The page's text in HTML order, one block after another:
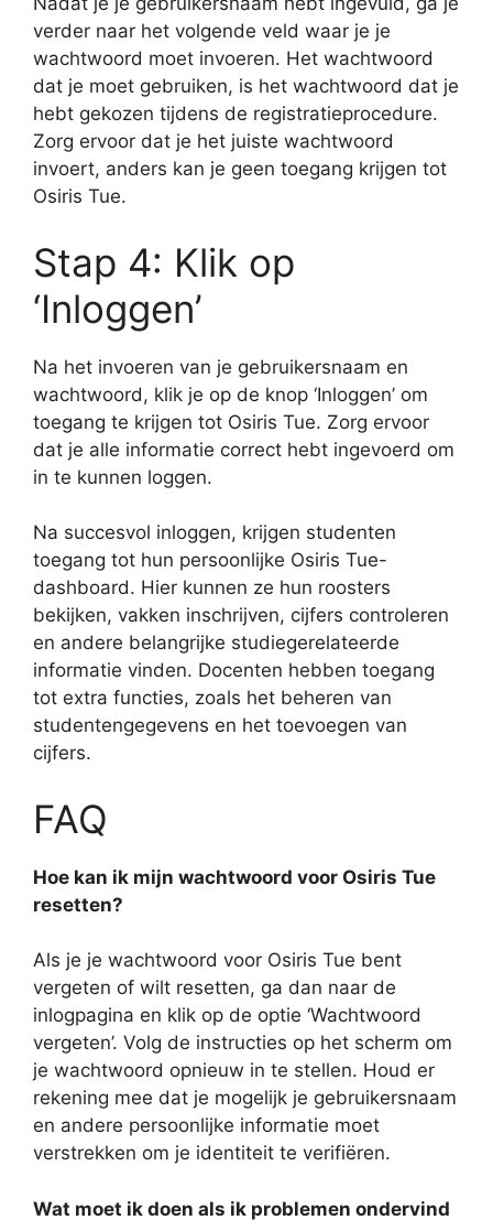
verder naar het volgende veld waar je je
wachtwoord moet invoeren. Het wachtwoord
dat je moet gebruiken, is het wachtwoord dat je
hebt gekozen tijdens de registratieprocedure.
Zorg ervoor dat je het juiste wachtwoord
invoert, anders kan je geen toegang krijgen tot
Osiris Tue.
Stap 4: Klik op
‘Inloggen’
Na het invoeren van je gebruikersnaam en
wachtwoord, klik je op de knop ‘Inloggen’ om
toegang te krijgen tot Osiris Tue. Zorg ervoor
dat je alle informatie correct hebt ingevoerd om
in te kunnen loggen.
Na succesvol inloggen, krijgen studenten
toegang tot hun persoonlijke Osiris Tue-
dashboard. Hier kunnen ze hun roosters
bekijken, vakken inschrijven, cijfers controleren
en andere belangrijke studiegerelateerde
informatie vinden. Docenten hebben toegang
tot extra functies, zoals het beheren van
studentengegevens en het toevoegen van
cijfers.
FAQ
Hoe kan ik mijn wachtwoord voor Osiris Tue
resetten?
Als je je wachtwoord voor Osiris Tue bent
vergeten of wilt resetten, ga dan naar de
inlogpagina en klik op de optie ‘Wachtwoord
vergeten’. Volg de instructies op het scherm om
je wachtwoord opnieuw in te stellen. Houd er
rekening mee dat je mogelijk je gebruikersnaam
en andere persoonlijke informatie moet
verstrekken om je identiteit te verifiëren.
Wat moet ik doen als ik problemen ondervind